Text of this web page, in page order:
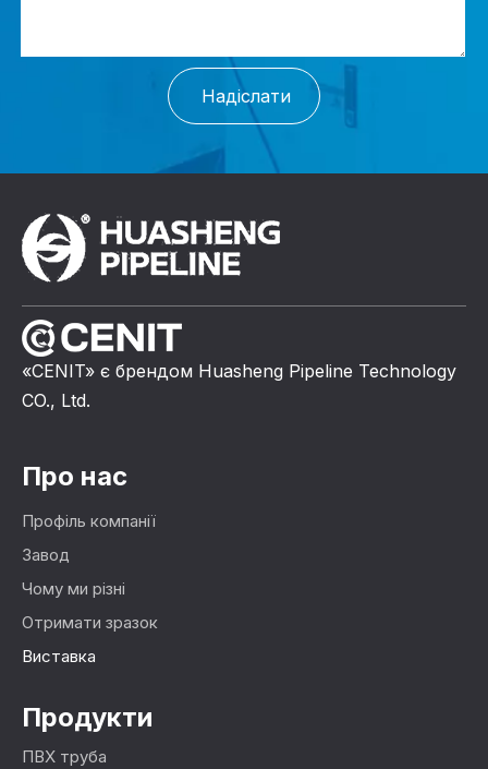
Надіслати
«CENIT» є брендом Huasheng Pipeline Technology
CO., Ltd.
Про нас
Профіль компанії
Завод
Чому ми різні
Отримати зразок
Виставка
Продукти
ПВХ труба